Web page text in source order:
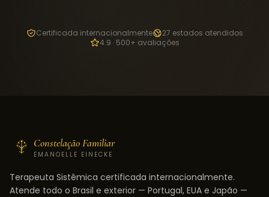
Certificada internacionalmente
27 estados atendidos
4.9 · 500+ avaliações
Constelação Familiar
EMANOELLE EINECKE
Terapeuta Sistêmica certificada internacionalmente.
Atende todo o Brasil e exterior — Portugal, EUA e Japão —